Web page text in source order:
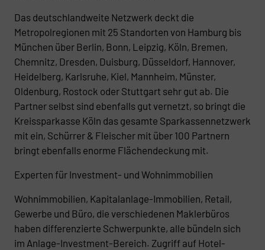
Das deutschlandweite Netzwerk deckt die
Metropolregionen mit 25 Standorten von Hamburg bis
München über Berlin, Bonn, Leipzig, Köln, Bremen,
Chemnitz, Dresden, Duisburg, Düsseldorf, Hannover,
Heidelberg, Karlsruhe, Kiel, Mannheim, Münster,
Oldenburg, Rostock oder Stuttgart sehr gut ab. Die
Partner selbst sind ebenfalls gut vernetzt, so bringt die
Kreissparkasse Köln das gesamte Sparkassennetzwerk
mit ein, Schürrer & Fleischer mit über 100 Partnern
bringt ebenfalls enorme Flächendeckung mit.
Experten für Investment- und Wohnimmobilien
Wohnimmobilien, Kapitalanlage-Immobilien, Retail,
Gewerbe und Büro, die verschiedenen Maklerbüros
haben differenzierte Schwerpunkte, alle bündeln sich
im Anlage-Investment-Bereich. Zugriff auf Hotel-